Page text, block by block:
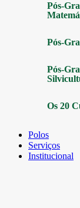
Pós-
Pós-
Pós-
Os 20
Polos
Serviços
Institucional